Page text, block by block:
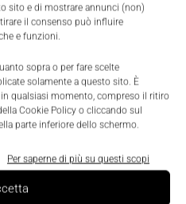
sito e di mostrare annunci (non)
il consenso può influire
e funzioni.
sopra o per fare scelte
solamente a questo sito. È
qualsiasi momento, compreso il ritiro
Cookie Policy o cliccando sul
parte inferiore dello schermo.
Per saperne di più su questi scopi
⇢